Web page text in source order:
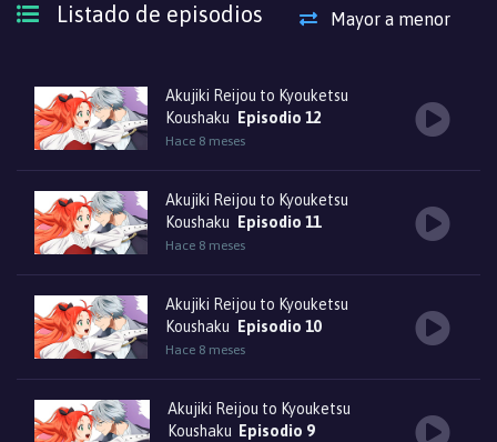
Listado de episodios Mayor a menor
Akujiki Reijou to Kyouketsu
Koushaku
Episodio 12
Hace 8 meses
Akujiki Reijou to Kyouketsu
Koushaku
Episodio 11
Hace 8 meses
Akujiki Reijou to Kyouketsu
Koushaku
Episodio 10
Hace 8 meses
Akujiki Reijou to Kyouketsu
Koushaku
Episodio 9